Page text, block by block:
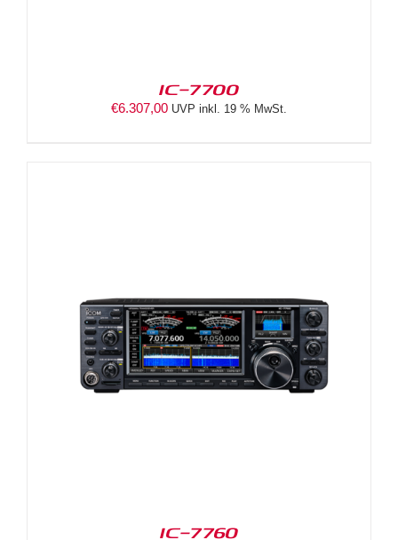
IC-7700
€6.307,00 UVP inkl. 19 % MwSt.
IC-7760